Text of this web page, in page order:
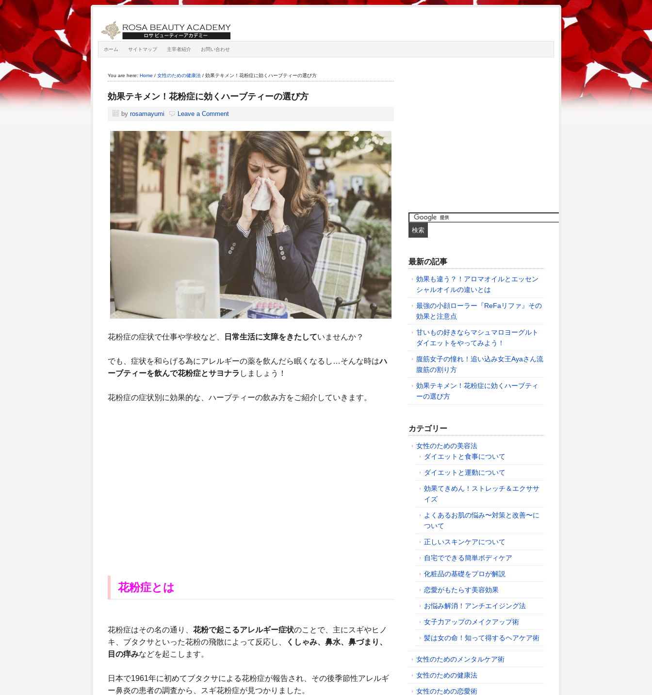
ホーム サイトマップ 主宰者紹介 お問い合わせ
You are here: Home / 女性のための健康法 / 効果テキメン！花粉症に効くハーブティーの選び方
効果テキメン！花粉症に効くハーブティーの選び方
by rosamayumi Leave a Comment
花粉症の症状で仕事や学校など、 日常生活に支障をきたしていませんか？
でも、症状を和らげる為にアレルギーの薬を飲んだら眠くなるし…そんな時はハ
ーブティーを飲んで花粉症とサヨナラ しましょう！
花粉症の症状別に効果的な、ハーブティーの飲み方をご紹介していきます。
花粉症とは
花粉症はその名の通り、 花粉で起こるアレルギー症状のことで、主にスギやヒノ
キ、ブタクサといった花粉の飛散によって反応し、
くしゃみ、鼻水、鼻づまり、
目の痒みなどを起こします。
日本で1961年に初めてブタクサによる花粉症が報告され、その後季節性アレルギ
ー鼻炎の患者の調査から、スギ花粉症が見つかりました。
最新の記事
効果も違う？！アロマオイルとエッセン
シャルオイルの違いとは
最強の小顔ローラー『ReFaリファ』その
効果と注意点
甘いもの好きならマシュマロヨーグルト
ダイエットをやってみよう！
腹筋女子の憧れ！追い込み女王Ayaさん流
腹筋の割り方
効果テキメン！花粉症に効くハーブティ
ーの選び方
カテゴリー
女性のための美容法
ダイエットと食事について
ダイエットと運動について
効果てきめん！ストレッチ＆エクササ
イズ
よくあるお肌の悩み〜対策と改善〜に
ついて
正しいスキンケアについて
自宅でできる簡単ボディケア
化粧品の基礎をプロが解説
恋愛がもたらす美容効果
お悩み解消！アンチエイジング法
女子力アップのメイクアップ術
髪は女の命！知って得するヘアケア術
女性のためのメンタルケア術
女性のための健康法
女性のための恋愛術